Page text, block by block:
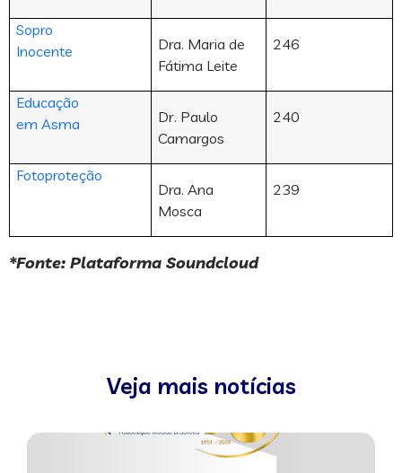
Sopro
Inocente
Dra. Maria de
Fátima Leite
246
Educação
em Asma
Dr. Paulo
Camargos
240
Fotoproteção
Dra. Ana
Mosca
239
*Fonte: Plataforma Soundcloud
Veja mais notícias